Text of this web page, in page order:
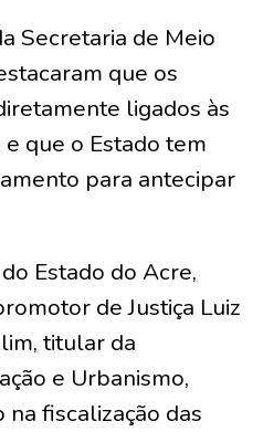
Secretaria de Meio
que os
ligados às
que o Estado tem
para antecipar
Estado do Acre,
de Justiça Luiz
titular da
e Urbanismo,
na fiscalização das